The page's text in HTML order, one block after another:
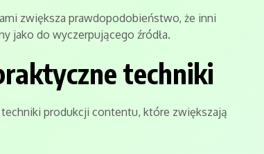
zwiększa prawdopodobieństwo, że inni
jako do wyczerpującego źródła.
techniki
techniki produkcji contentu, które zwiększają